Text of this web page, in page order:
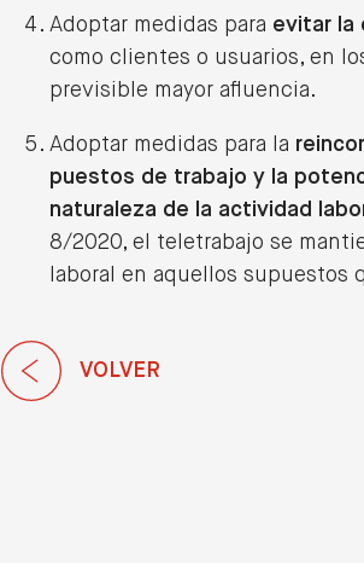
Adoptar medidas para evitar la
como clientes o usuarios, en
previsible mayor afluencia.
Adoptar medidas para la
puestos de trabajo y la
naturaleza de la actividad
8/2020, el teletrabajo se
laboral en aquellos supuestos
VOLVER